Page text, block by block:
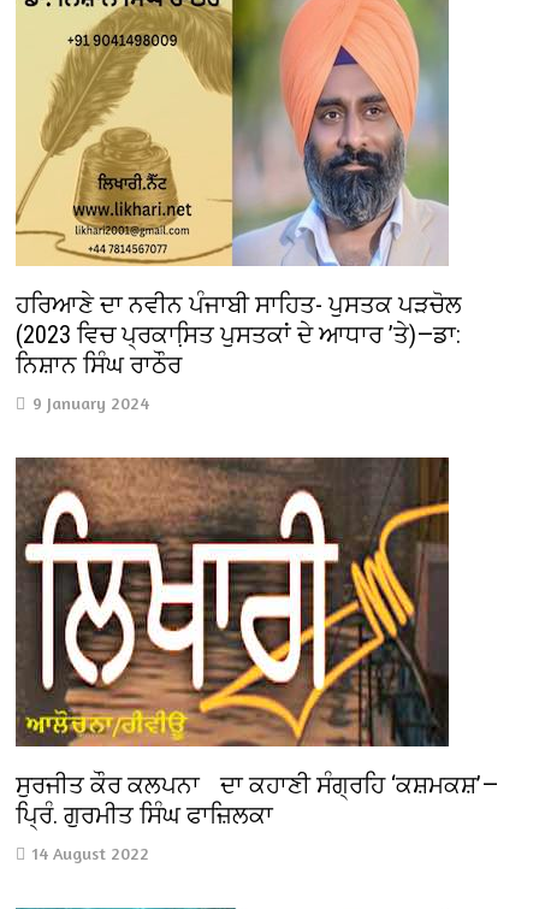
ਹਰਿਆਣੇ ਦਾ ਨਵੀਨ ਪੰਜਾਬੀ ਸਾਹਿਤ- ਪੁਸਤਕ ਪੜਚੋਲ
(2023 ਵਿਚ ਪ੍ਰਕਾਸਿ਼ਤ ਪੁਸਤਕਾਂ ਦੇ ਆਧਾਰ ’ਤੇ)—ਡਾ:
ਨਿਸ਼ਾਨ ਸਿੰਘ ਰਾਠੌਰ
9 January 2024
ਸੁਰਜੀਤ ਕੌਰ ਕਲਪਨਾ ਦਾ ਕਹਾਣੀ ਸੰਗ੍ਰਹਿ ‘ਕਸ਼ਮਕਸ਼’—
ਪ੍ਰਿੰ. ਗੁਰਮੀਤ ਸਿੰਘ ਫਾਜ਼ਿਲਕਾ
14 August 2022